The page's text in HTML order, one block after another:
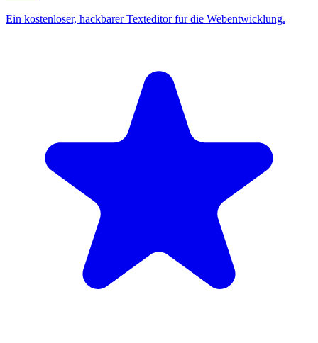
Ein kostenloser, hackbarer Texteditor für die Webentwicklung.